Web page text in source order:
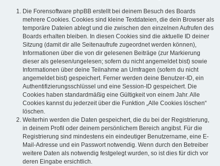
Die Forensoftware phpBB erstellt bei deinem Besuch des Boards
mehrere Cookies. Cookies sind kleine Textdateien, die dein Browser als
temporäre Dateien ablegt und die zwischen den einzelnen Aufrufen des
Boards erhalten bleiben. In diesen Cookies sind die aktuelle ID deiner
Sitzung (damit dir alle Seitenaufrufe zugeordnet werden können),
Informationen über die von dir gelesenen Beiträge (zur Markierung
dieser als gelesen/ungelesen; sofern du nicht angemeldet bist) sowie
Informationen über deine Teilnahme an Umfragen (sofern du nicht
angemeldet bist) gespeichert. Ferner werden deine Benutzer-ID, ein
Authentifizierungsschlüssel und eine Session-ID gespeichert. Die
Cookies haben standardmäßig eine Gültigkeit von einem Jahr. Alle
Cookies kannst du jederzeit über die Funktion „Alle Cookies löschen“
löschen.
Weiterhin werden die Daten gespeichert, die du bei der Registrierung,
in deinem Profil oder deinem persönlichem Bereich angibst. Für die
Registrierung sind mindestens ein eindeutiger Benutzername, eine E-
Mail-Adresse und ein Passwort notwendig. Wenn durch den Betreiber
weitere Daten als notwendig festgelegt wurden, so ist dies für dich vor
deren Eingabe ersichtlich.